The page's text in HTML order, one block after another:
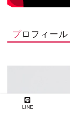
プロフィール
LINE